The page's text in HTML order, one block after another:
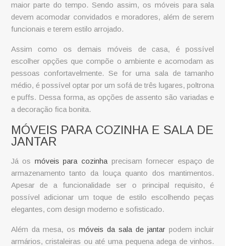
maior parte do tempo. Sendo assim, os móveis para sala
devem acomodar convidados e moradores, além de serem
funcionais e terem estilo arrojado.
Assim como os demais móveis de casa, é possível
escolher opções que compõe o ambiente e acomodam as
pessoas confortavelmente. Se for uma sala de tamanho
médio, é possível optar por um sofá de três lugares, poltrona
e puffs. Dessa forma, as opções de assento são variadas e
a decoração fica bonita.
MÓVEIS PARA COZINHA E SALA DE
JANTAR
Já os móveis para cozinha precisam fornecer espaço de
armazenamento tanto da louça quanto dos mantimentos.
Apesar de a funcionalidade ser o principal requisito, é
possível adicionar um toque de estilo escolhendo peças
elegantes, com design moderno e sofisticado.
Além da mesa, osmóveis da sala de jantarpodem incluir
armários, cristaleiras ou até uma pequena adega de vinhos.